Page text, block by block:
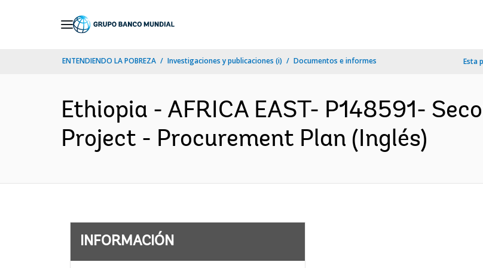
ENTENDIENDO LA POBREZA Investigaciones y publicaciones (i) Documentos e informes Esta
Ethiopia - AFRICA EAST- P148591-
Project - Procurement Plan (Inglés)
INFORMACIÓN